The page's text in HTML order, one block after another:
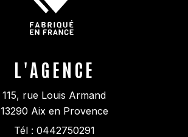
L'AGENCE
115, rue Louis Armand
13290 Aix en Provence
Tél : 0442750291